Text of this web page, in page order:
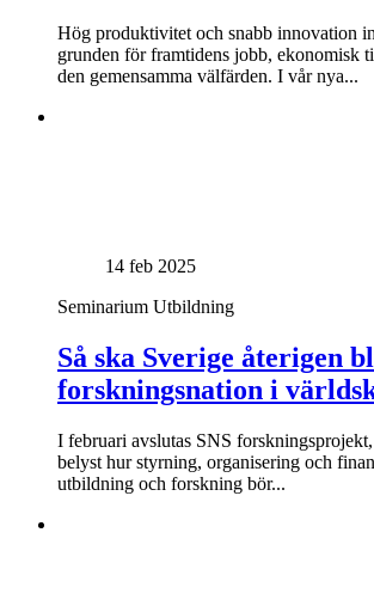
Hög produktivitet och snabb innovation
grunden för framtidens jobb, ekonomisk
den gemensamma välfärden. I vår nya...
14 feb 2025
Seminarium Utbildning
Så ska Sverige återigen
forskningsnation i
I februari avslutas SNS
belyst hur styrning, organisering och
utbildning och forskning bör...